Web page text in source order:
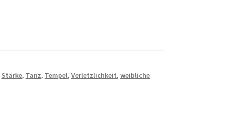
Stärke, Tanz, Tempel,Verletzlichkeit,weibliche